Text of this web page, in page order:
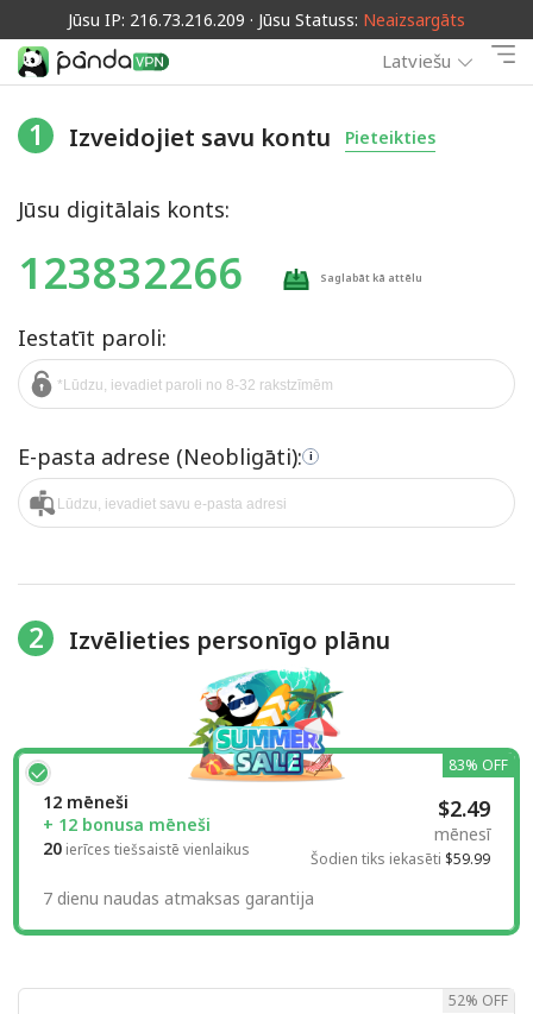
Jūsu IP: 216.73.216.209 · Jūsu Statuss: Neaizsargāts
Latviešu
1 Izveidojiet savu kontu Pieteikties
Jūsu digitālais konts:
123832266 Saglabāt kā attēlu
Iestatīt paroli:
E-pasta adrese (Neobligāti): i
2 Izvēlieties personīgo plānu
12 mēneši
+ 12 bonusa mēneši
20 ierīces tiešsaistē vienlaikus
$2.49
mēnesī
Šodien tiks iekasēti $59.99
83% OFF
7 dienu naudas atmaksas garantija
52% OFF